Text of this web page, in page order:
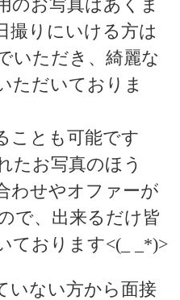
のお写真はあくま
撮りにいける方は
いただき、綺麗な
ただいておりま
ことも可能です
たお写真のほう
わせやオファーが
で、出来るだけ皆
ております<(_ _*)>
いない方から面接